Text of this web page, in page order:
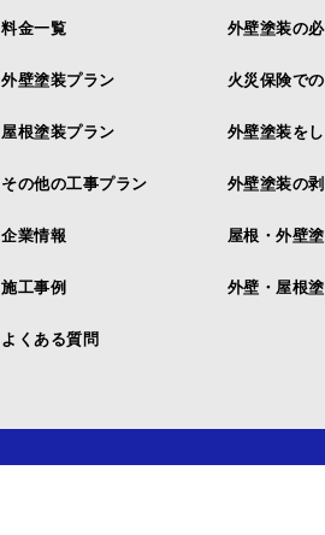
料金一覧
外壁塗装プラン
屋根塗装プラン
その他の工事プラン
企業情報
施工事例
よくある質問
外壁塗装の
火災保険で
外壁塗装を
外壁塗装の
屋根・外壁
外壁・屋根